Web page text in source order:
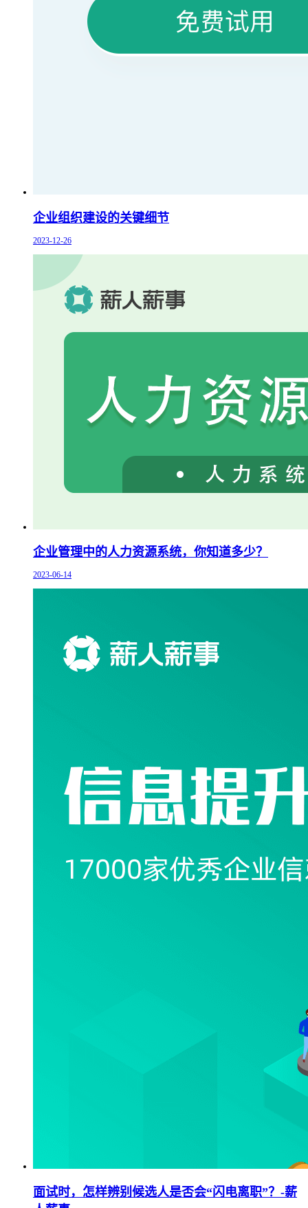
企业组织建设的关键细节
2023-12-26
企业管理中的人力资源系统，你知道多少？
2023-06-14
面试时，怎样辨别候选人是否会“闪电离职”？-薪